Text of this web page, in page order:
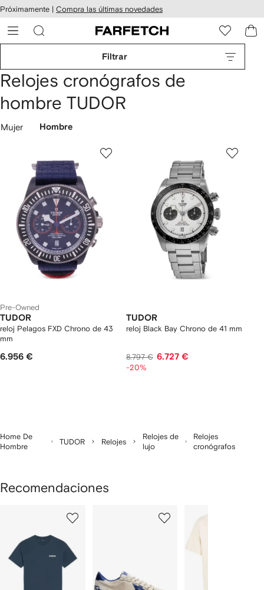
al
Próximamente | Compra las últimas novedades
Filtrar
Relojes cronógrafos de
hombre TUDOR
Mujer Hombre
Pre-Owned
TUDOR
reloj Pelagos FXD Chrono de 43
mm
6.956 €
TUDOR
reloj Black Bay Chrono de 41 mm
8.797 € 6.727 €
-20%
Home De
Hombre
TUDOR Relojes
Relojes de
lujo
Relojes
cronógrafos
Recomendaciones
12